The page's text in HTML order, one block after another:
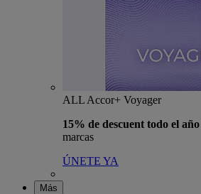
ALL Accor+ Voyager
15% de descuent todo el año
marcas
ÚNETE YA
Más